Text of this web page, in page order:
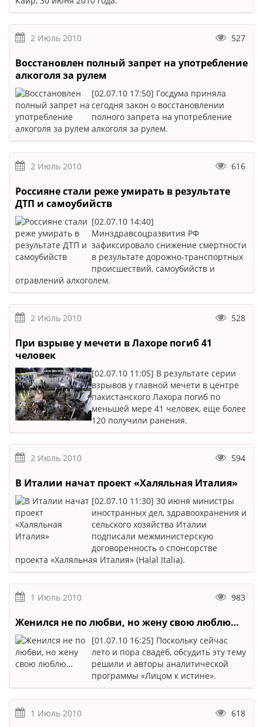
2 Июль 2010 527
Восстановлен полный запрет на употребление
алкоголя за рулем
[02.07.10 17:50] Госдума приняла
сегодня закон о восстановлении
полного запрета на употребление
алкоголя за рулем.
2 Июль 2010 616
Россияне стали реже умирать в результате
ДТП и самоубийств
[02.07.10 14:40]
Минздравсоцразвития РФ
зафиксировало снижение смертности
в результате дорожно-транспортных
происшествий, самоубийств и
отравлений алкоголем.
2 Июль 2010 528
При взрыве у мечети в Лахоре погиб 41
человек
[02.07.10 11:05] В результате серии
взрывов у главной мечети в центре
пакистанского Лахора погиб по
меньшей мере 41 человек, еще более
120 получили ранения.
2 Июль 2010 594
В Италии начат проект «Халяльная Италия»
[02.07.10 11:30] 30 июня министры
иностранных дел, здравоохранения и
сельского хозяйства Италии
подписали межминистерскую
договоренность о спонсорстве
проекта «Халяльная Италия» (Halal Italia).
1 Июль 2010 983
Женился не по любви, но жену свою люблю…
[01.07.10 16:25] Поскольку сейчас
лето и пора свадеб, обсудить эту тему
решили и авторы аналитической
программы «Лицом к истине».
1 Июль 2010 618